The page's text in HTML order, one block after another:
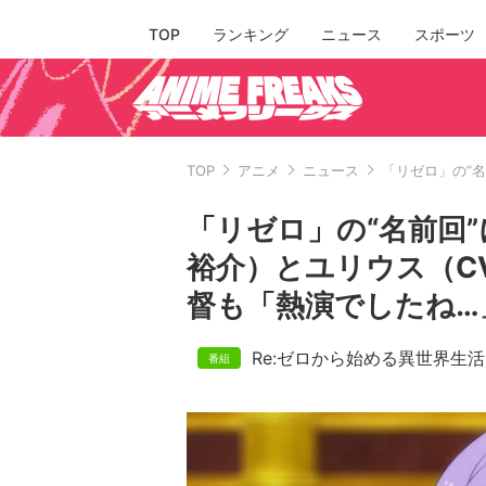
TOP ランキング ニュース スポーツ
TOP アニメ ニュース 「リゼロ」の“
「リゼロ」の“名前
裕介）とユリウス（
督も「熱演でしたね…
Re:ゼロから始める異世界生活